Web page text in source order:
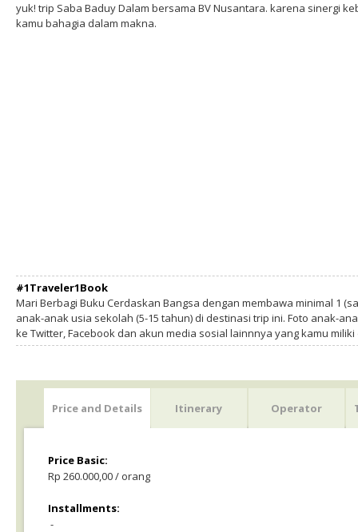
yuk! trip Saba Baduy Dalam bersama BV Nusantara. karena sinergi
kamu bahagia dalam makna.
#1Traveler1Book
Mari Berbagi Buku Cerdaskan Bangsa dengan membawa minimal 1
anak-anak usia sekolah (5-15 tahun) di destinasi trip ini. Foto anak-
ke Twitter, Facebook dan akun media sosial lainnnya yang kamu
Price and Details Itinerary Operator
Price Basic:
Rp 260.000,00 / orang
Installments:
-